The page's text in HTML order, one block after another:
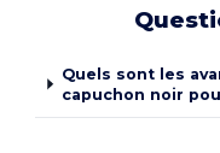
Quels sont les
capuchon noir